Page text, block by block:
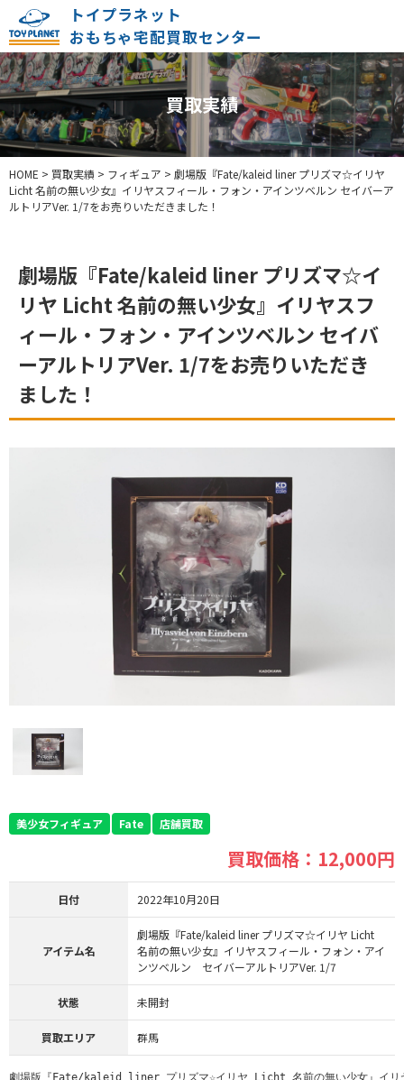
トイプラネット
おもちゃ宅配買取センター
買取実績
HOME > 買取実績 > フィギュア > 劇場版『Fate/kaleid liner プリズマ☆イリヤ
Licht 名前の無い少女』イリヤスフィール・フォン・アインツベルン セイバーア
ルトリアVer. 1/7をお売りいただきました！
劇場版『Fate/kaleid liner プリズマ☆イ
リヤ Licht 名前の無い少女』イリヤスフ
ィール・フォン・アインツベルン セイバ
ーアルトリアVer. 1/7をお売りいただき
ました！
美少女フィギュア Fate 店舗買取
買取価格：12,000円
日付 2022年10月20日
アイテム名
劇場版『Fate/kaleid liner プリズマ☆イリヤ Licht
名前の無い少女』イリヤスフィール・フォン・アイ
ンツベルン セイバーアルトリアVer. 1/7
状態 未開封
買取エリア 群馬
劇場版『Fate/kaleid liner プリズマ☆イリヤ Licht 名前の無い少女』イリヤ